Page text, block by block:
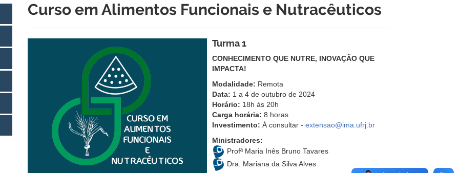
Curso em Alimentos Funcionais e Nutracêuticos
Turma 1
CONHECIMENTO QUE NUTRE, INOVAÇÃO QUE
IMPACTA!
Modalidade: Remota
Data: 1 a 4 de outubro de 2024
Horário: 18h às 20h
Carga horária: 8 horas
Investimento: À consultar - extensao@ima.ufrj.br
Ministradores:
Profª Maria Inês Bruno Tavares
Dra. Mariana da Silva Alves